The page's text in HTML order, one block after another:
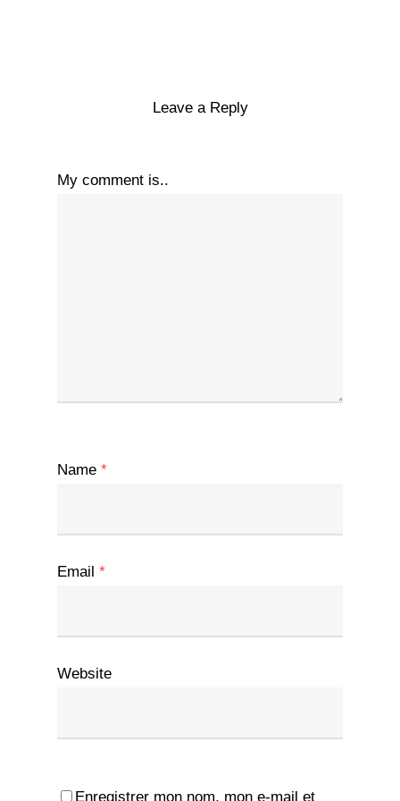
Leave a Reply
My comment is..
Name *
Email *
Website
Enregistrer mon nom, mon e-mail et